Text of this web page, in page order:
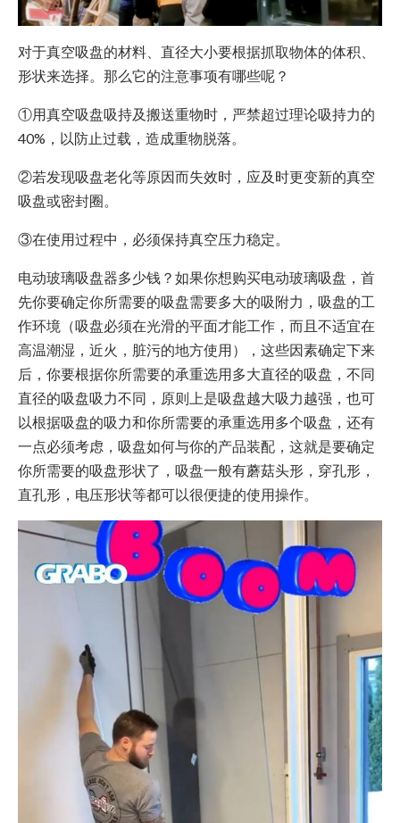
对于真空吸盘的材料、直径大小要根据抓取物体的体积、
形状来选择。那么它的注意事项有哪些呢？
①用真空吸盘吸持及搬送重物时，严禁超过理论吸持力的
40%，以防止过载，造成重物脱落。
②若发现吸盘老化等原因而失效时，应及时更变新的真空
吸盘或密封圈。
③在使用过程中，必须保持真空压力稳定。
电动玻璃吸盘器多少钱？如果你想购买电动玻璃吸盘，首
先你要确定你所需要的吸盘需要多大的吸附力，吸盘的工
作环境（吸盘必须在光滑的平面才能工作，而且不适宜在
高温潮湿，近火，脏污的地方使用），这些因素确定下来
后，你要根据你所需要的承重选用多大直径的吸盘，不同
直径的吸盘吸力不同，原则上是吸盘越大吸力越强，也可
以根据吸盘的吸力和你所需要的承重选用多个吸盘，还有
一点必须考虑，吸盘如何与你的产品装配，这就是要确定
你所需要的吸盘形状了，吸盘一般有蘑菇头形，穿孔形，
直孔形，电压形状等都可以很便捷的使用操作。